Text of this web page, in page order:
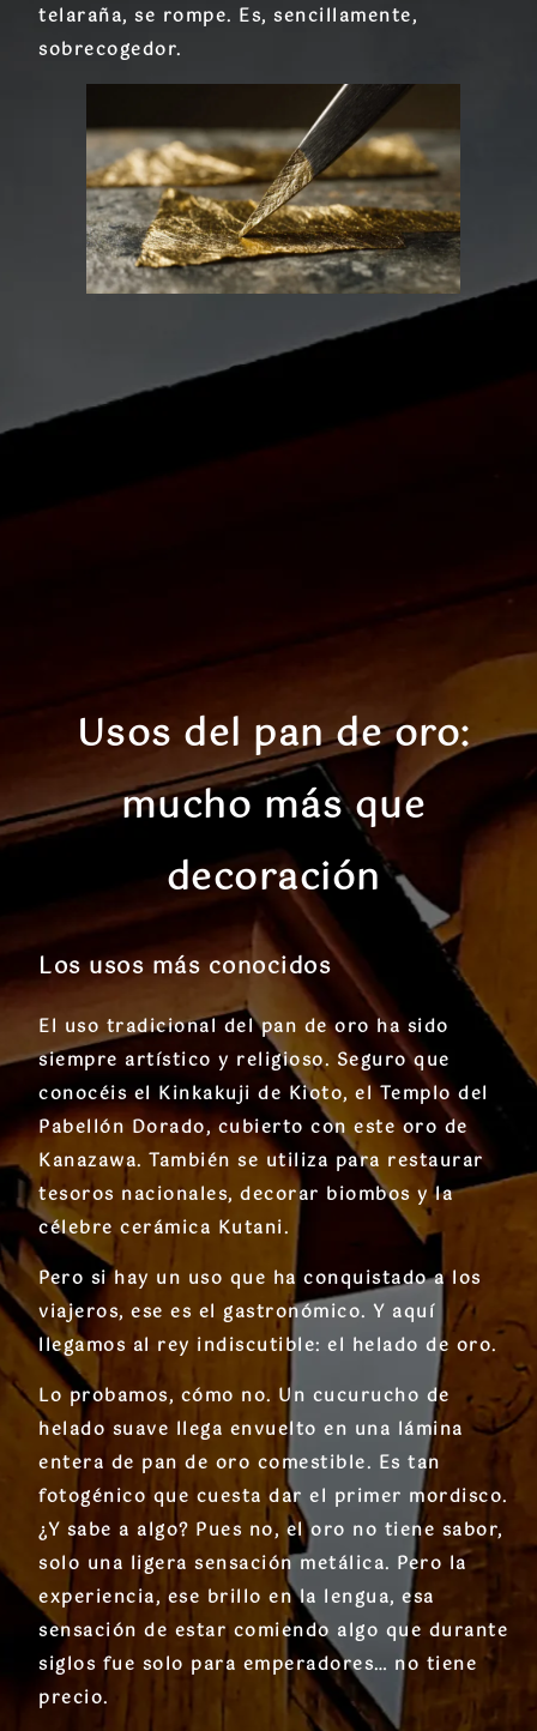
telaraña, se rompe. Es, sencillamente,
sobrecogedor.
Usos del pan de oro:
mucho más que
decoración
Los usos más conocidos
El uso tradicional del pan de oro ha sido
siempre artístico y religioso. Seguro que
conocéis el Kinkakuji de Kioto, el Templo del
Pabellón Dorado, cubierto con este oro de
Kanazawa. También se utiliza para restaurar
tesoros nacionales, decorar biombos y la
célebre cerámica Kutani.
Pero si hay un uso que ha conquistado a los
viajeros, ese es el gastronómico. Y aquí
llegamos al rey indiscutible: el helado de oro.
Lo probamos, cómo no. Un cucurucho de
helado suave llega envuelto en una lámina
entera de pan de oro comestible. Es tan
fotogénico que cuesta dar el primer mordisco.
¿Y sabe a algo? Pues no, el oro no tiene sabor,
solo una ligera sensación metálica. Pero la
experiencia, ese brillo en la lengua, esa
sensación de estar comiendo algo que durante
siglos fue solo para emperadores… no tiene
precio.